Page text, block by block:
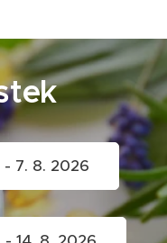
7. 8. 2026